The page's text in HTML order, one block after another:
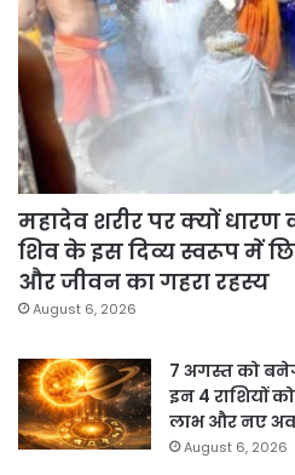
महादेव शरीर पर क्यों
शिव के इस दिव्य स्वरूप में
और जीवन का गहरा रहस्य
August 6, 2026
7 अगस्त को
इन 4 राशियों
लाभ और नए
August 6, 2026